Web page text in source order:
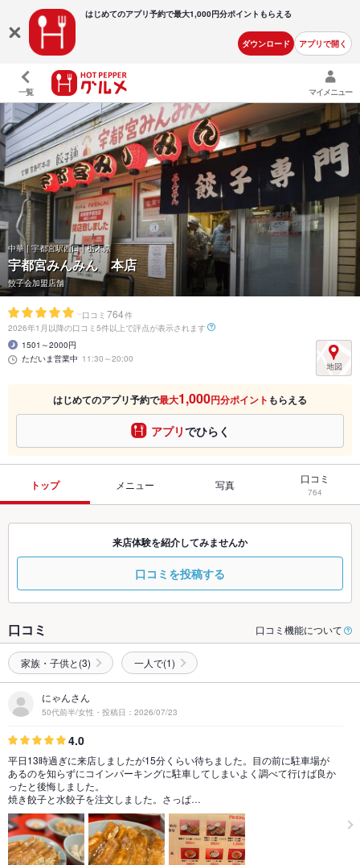
はじめてのアプリ予約で最大1,000円分ポイントもらえる
ダウンロード アプリで開く
一覧 マイメニュー
中華 | 宇都宮駅西口 | 栃木県
宇都宮みんみん 本店
餃子会加盟店舗
- 口コミ 764件
2026年1月以降の口コミ5件以上で評点が表示されます
1501～2000円
ただいま営業中 11:30～20:00
はじめてのアプリ予約で最大1,000円分ポイント もらえる
アプリでひらく
トップ メニュー 写真 口コミ
764
来店体験を紹介してみませんか
口コミを投稿する
口コミ 口コミ機能について
家族・子供と(3) 一人で(1)
にゃんさん
50代前半/女性・投稿日：2026/07/23
4.0
平日13時過ぎに来店しましたが15分くらい待ちました。目の前に駐車場が
あるのを知らずにコインパーキングに駐車してしまいよく調べて行けば良か
ったと後悔しました。
焼き餃子と水餃子を注文しました。さっぱ…